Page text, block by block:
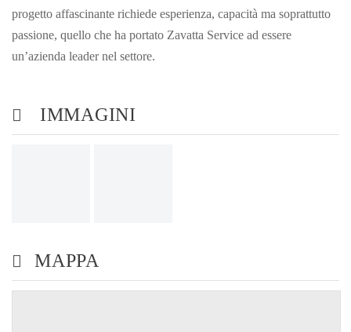
progetto affascinante richiede esperienza, capacità ma soprattutto
passione, quello che ha portato Zavatta Service ad essere
un’azienda leader nel settore.
IMMAGINI
MAPPA